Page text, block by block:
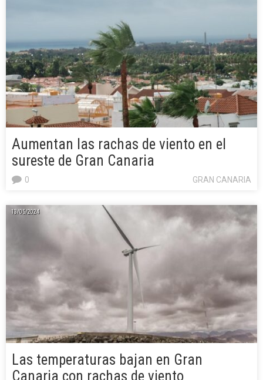
Aumentan las rachas de viento en el
sureste de Gran Canaria
GRAN CANARIA
0
13/05/2024
Las temperaturas bajan en Gran
Canaria con rachas de viento